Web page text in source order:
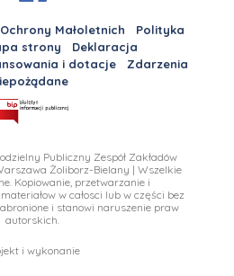
Małoletnich
Polityka
strony
Deklaracja
i dotacje
Zdarzenia
Publiczny Zespół Zakładów
Żoliborz-Bielany | Wszelkie
Kopiowanie, przetwarzanie i
w całosci lub w części bez
i stanowi naruszenie praw
autorskich.
i wykonanie